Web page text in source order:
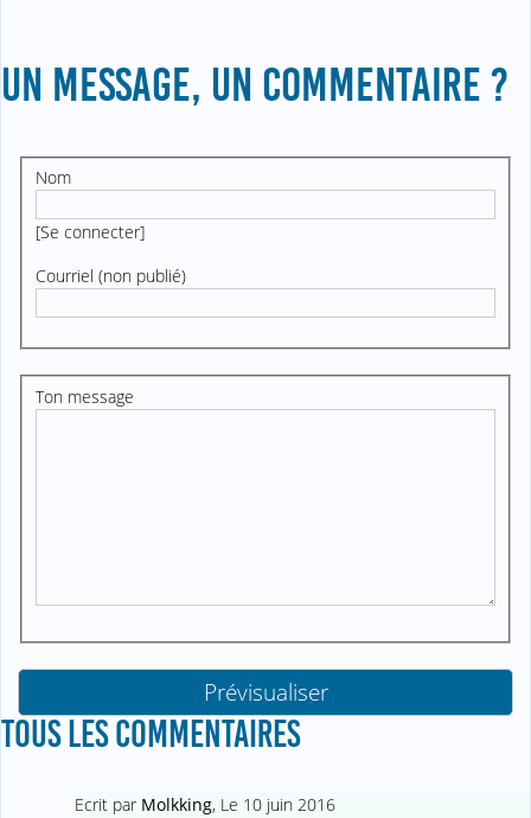
UN MESSAGE, UN COMMENTAIRE ?
Nom
[Se connecter]
Courriel (non publié)
Ton message
TOUS LES COMMENTAIRES
Ecrit par Molkking, Le 10 juin 2016